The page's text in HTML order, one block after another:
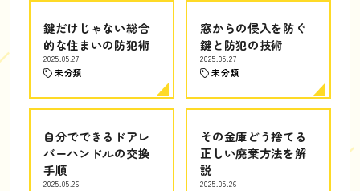
鍵だけじゃない総合
的な住まいの防犯術
2025.05.27
未分類
窓からの侵入を防ぐ
鍵と防犯の技術
2025.05.27
未分類
自分でできるドアレ
バーハンドルの交換
手順
2025.05.26
その金庫どう捨てる
正しい廃棄方法を解
説
2025.05.26